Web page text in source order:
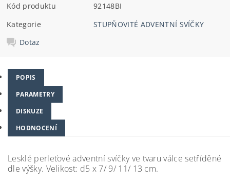
Kód produktu
92148BI
Kategorie
STUPŇOVITÉ ADVENTNÍ SVÍČKY
Dotaz
POPIS
PARAMETRY
DISKUZE
HODNOCENÍ
Lesklé perleťové adventní svíčky ve tvaru válce setříděné
dle výšky. Velikost: d5 x 7/ 9/ 11/ 13 cm.